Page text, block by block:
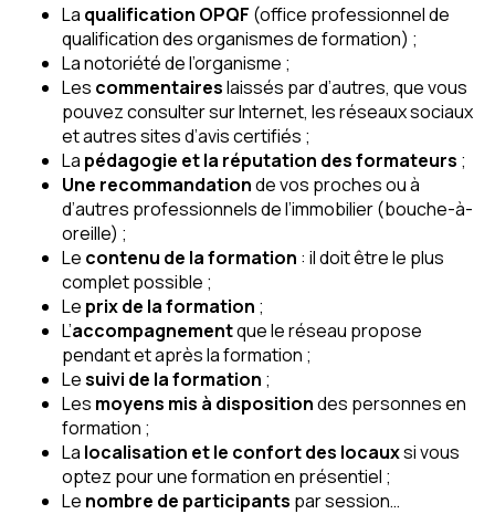
La qualification OPQF (office professionnel de
qualification des organismes de formation) ;
La notoriété de l’organisme ;
Les commentaireslaissés par d’autres, que vous
pouvez consulter sur Internet, les réseaux sociaux
et autres sites d’avis certifiés ;
La pédagogie et la réputation des formateurs ;
Une recommandationde vos proches ou à
d’autres professionnels de l’immobilier (bouche-à-
oreille) ;
Le contenu de la formation : il doit être le plus
complet possible ;
Le prix de la formation ;
L’accompagnementque le réseau propose
pendant et après la formation ;
Lesuivi de la formation ;
Les moyens mis à dispositiondes personnes en
formation ;
La localisation et le confort des locauxsi vous
optez pour une formation en présentiel ;
Le nombre de participants par session…